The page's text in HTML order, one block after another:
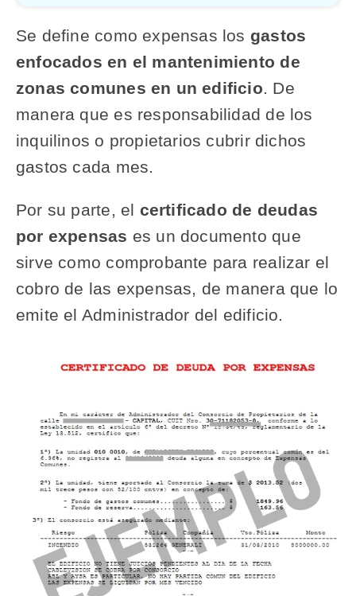
Se define como expensas los gastos
enfocados en el mantenimiento de
zonas comunes en un edificio. De
manera que es responsabilidad de los
inquilinos o propietarios cubrir dichos
gastos cada mes.
Por su parte, el certificado de deudas
por expensas es un documento que
sirve como comprobante para realizar el
cobro de las expensas, de manera que lo
emite el Administrador del edificio.